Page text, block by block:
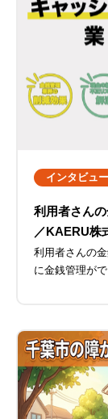
インタビュー
利用者さん
／KAERU株
利用者さんの
に金銭管理が